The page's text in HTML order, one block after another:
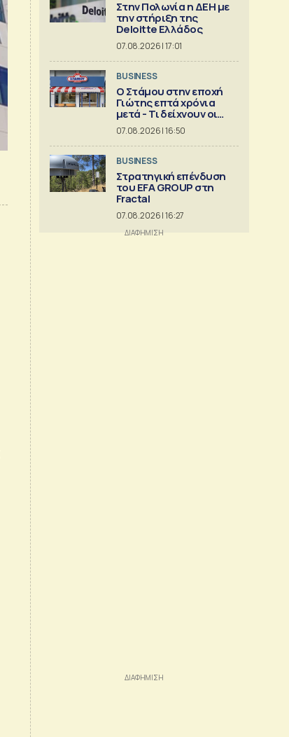
Στην Πολωνία η ΔΕΗ με
την στήριξη της
Deloitte Ελλάδος
07.08.2026 | 17:01
BUSINESS
Ο Στάμου στην εποχή
Γιώτης επτά χρόνια
μετά - Τι δείχνουν οι
αριθμοί
07.08.2026 | 16:50
BUSINESS
Στρατηγική επένδυση
του EFA GROUP στη
Fractal
07.08.2026 | 16:27